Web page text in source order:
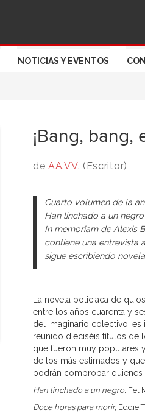
NOTICIAS Y EVENTOS
¡Bang, bang,
deAA.VV. (Escritor)
Cuarto volumen de la
Han linchado a un
In memoriam de Alexis
contiene una entrevista
sigue escribiendo
La novela policiaca de
entre los años cuarenta y
del imaginario colectivo, es
reunido dieciséis títulos de
que fueron muy populares
de los más estimados y
podrán comprobar quienes
Han linchado a un negro, Fel
Doce horas para morir, Eddie